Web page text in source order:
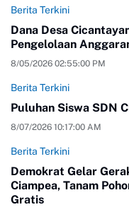
Berita Terkini
Dana Desa
Pengelolaan
8/05/2026 02:55:00 PM
Berita Terkini
Puluhan Siswa SDN
8/07/2026 10:17:00 AM
Berita Terkini
Demokrat Gelar
Ciampea, Tanam
Gratis